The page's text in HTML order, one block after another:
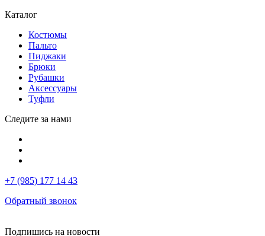
Каталог
Костюмы
Пальто
Пиджаки
Брюки
Рубашки
Аксессуары
Туфли
Следите за нами
+7 (985) 177 14 43
Обратный звонок
Подпишись на новости